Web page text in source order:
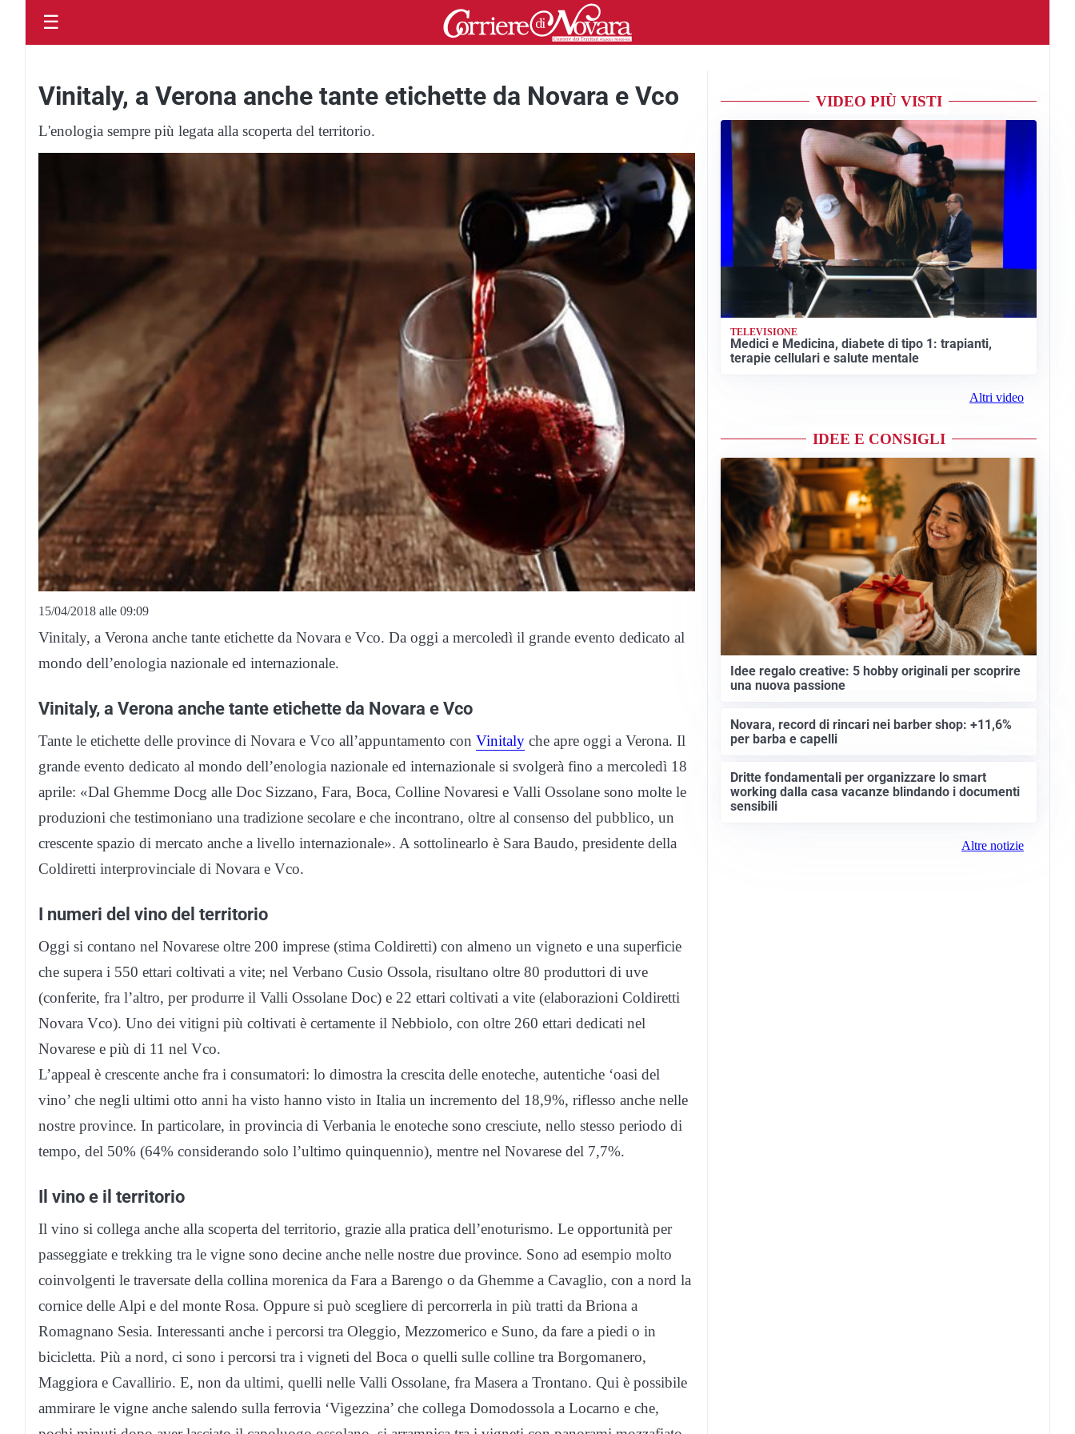
☰
Vinitaly, a Verona anche tante etichette da Novara e Vco
L'enologia sempre più legata alla scoperta del territorio.
15/04/2018 alle 09:09
Vinitaly, a Verona anche tante etichette da Novara e Vco. Da oggi a mercoledì il grande evento dedicato al
mondo dell’enologia nazionale ed internazionale.
Vinitaly, a Verona anche tante etichette da Novara e Vco
Tante le etichette delle province di Novara e Vco all’appuntamento con Vinitaly che apre oggi a Verona. Il
grande evento dedicato al mondo dell’enologia nazionale ed internazionale si svolgerà fino a mercoledì 18
aprile: «Dal Ghemme Docg alle Doc Sizzano, Fara, Boca, Colline Novaresi e Valli Ossolane sono molte le
produzioni che testimoniano una tradizione secolare e che incontrano, oltre al consenso del pubblico, un
crescente spazio di mercato anche a livello internazionale». A sottolinearlo è Sara Baudo, presidente della
Coldiretti interprovinciale di Novara e Vco.
I numeri del vino del territorio
Oggi si contano nel Novarese oltre 200 imprese (stima Coldiretti) con almeno un vigneto e una superficie
che supera i 550 ettari coltivati a vite; nel Verbano Cusio Ossola, risultano oltre 80 produttori di uve
(conferite, fra l’altro, per produrre il Valli Ossolane Doc) e 22 ettari coltivati a vite (elaborazioni Coldiretti
Novara Vco). Uno dei vitigni più coltivati è certamente il Nebbiolo, con oltre 260 ettari dedicati nel
Novarese e più di 11 nel Vco.
L’appeal è crescente anche fra i consumatori: lo dimostra la crescita delle enoteche, autentiche ‘oasi del
vino’ che negli ultimi otto anni ha visto hanno visto in Italia un incremento del 18,9%, riflesso anche nelle
nostre province. In particolare, in provincia di Verbania le enoteche sono cresciute, nello stesso periodo di
tempo, del 50% (64% considerando solo l’ultimo quinquennio), mentre nel Novarese del 7,7%.
Il vino e il territorio
Il vino si collega anche alla scoperta del territorio, grazie alla pratica dell’enoturismo. Le opportunità per
passeggiate e trekking tra le vigne sono decine anche nelle nostre due province. Sono ad esempio molto
coinvolgenti le traversate della collina morenica da Fara a Barengo o da Ghemme a Cavaglio, con a nord la
cornice delle Alpi e del monte Rosa. Oppure si può scegliere di percorrerla in più tratti da Briona a
Romagnano Sesia. Interessanti anche i percorsi tra Oleggio, Mezzomerico e Suno, da fare a piedi o in
bicicletta. Più a nord, ci sono i percorsi tra i vigneti del Boca o quelli sulle colline tra Borgomanero,
Maggiora e Cavallirio. E, non da ultimi, quelli nelle Valli Ossolane, fra Masera a Trontano. Qui è possibile
ammirare le vigne anche salendo sulla ferrovia ‘Vigezzina’ che collega Domodossola a Locarno e che,
VIDEO PIÙ VISTI
TELEVISIONE
Medici e Medicina, diabete di tipo 1: trapianti,
terapie cellulari e salute mentale
Altri video
IDEE E CONSIGLI
Idee regalo creative: 5 hobby originali per scoprire
una nuova passione
Novara, record di rincari nei barber shop: +11,6%
per barba e capelli
Dritte fondamentali per organizzare lo smart
working dalla casa vacanze blindando i documenti
sensibili
Altre notizie